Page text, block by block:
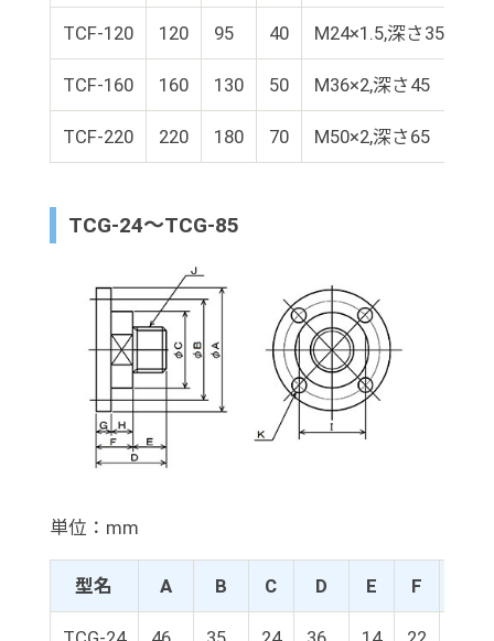
TCF-120 120 95 40 M24×1.5,深さ35
TCF-160 160 130 50 M36×2,深さ45
TCF-220 220 180 70 M50×2,深さ65
TCG-24～TCG-85
単位：mm
型名 A B C D E F